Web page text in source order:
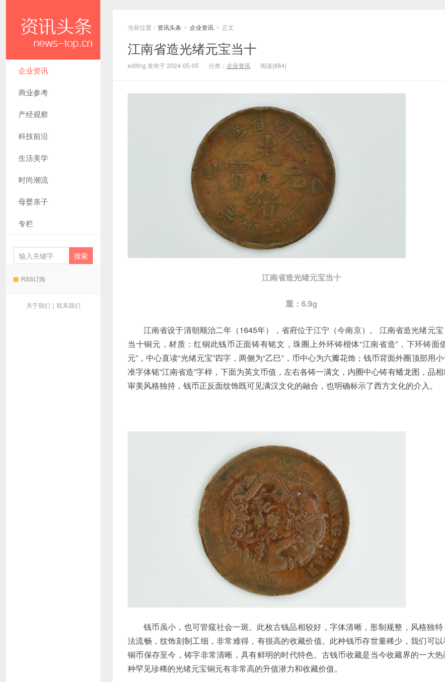
企业资讯
商业参考
产经观察
科技前沿
生活美学
时尚潮流
母婴亲子
专栏
RSS订阅
关于我们 | 联系我们
当前位置： 资讯头条 > 企业资讯 > 正文
江南省造光绪元宝当十
editing 发布于 2024-05-05 分类： 企业资讯 阅读(884)
江南省造光绪元宝当十
重：6.9g
江南省设于清朝顺治二年（1645年），省府位于江宁（今南京）。 江南省造光绪元宝
当十铜元，材质：红铜此钱币正面铸有铭文，珠圈上外环铸楷体“江南省造”，下环铸面
元”，中心直读“光绪元宝”四字，两侧为“乙巳”，币中心为六瓣花饰；钱币背面外圈顶部用
准字体铭“江南省造”字样，下面为英文币值，左右各铸一满文，内圈中心铸有蟠龙图，品
审美风格独持，钱币正反面纹饰既可见满汉文化的融合，也明确标示了西方文化的介入。
钱币虽小，也可管窥社会一斑。此枚古钱品相较好，字体清晰，形制规整，风格独
法流畅，纹饰刻制工细，非常难得，有很高的收藏价值。此种钱币存世量稀少，我们可
铜币保存至今，铸字非常清晰，具有鲜明的时代特色。古钱币收藏是当今收藏界的一大
种罕见珍稀的光绪元宝铜元有非常高的升值潜力和收藏价值。